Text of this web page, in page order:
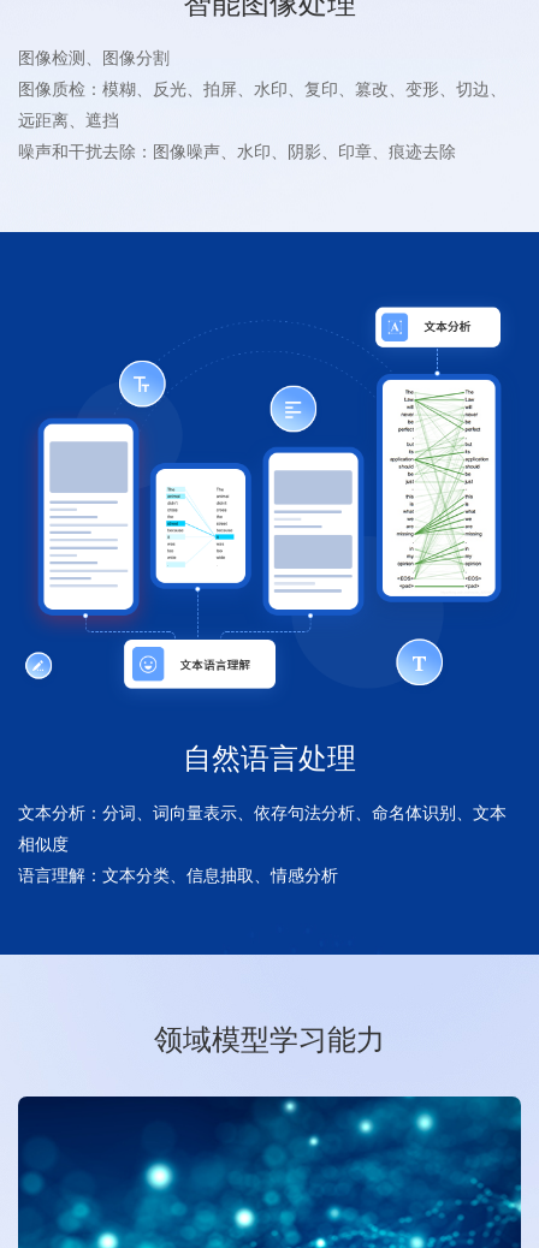
图像检测、图像分割
图像质检：模糊、反光、拍屏、水印、复印、篡改、变形、切边、
远距离、遮挡
噪声和干扰去除：图像噪声、水印、阴影、印章、痕迹去除
自然语言处理
文本分析：分词、词向量表示、依存句法分析、命名体识别、文本
相似度
语言理解：文本分类、信息抽取、情感分析
领域模型学习能力